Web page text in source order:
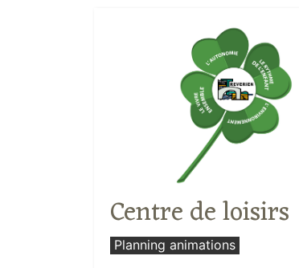
Centre de loisirs
Planning animations